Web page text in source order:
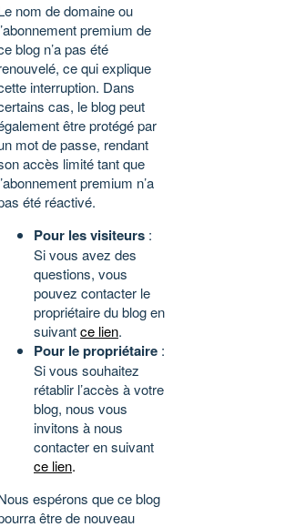
nom de domaine ou
premium de
blog n’a pas été
ce qui explique
interruption. Dans
cas, le blog peut
être protégé par
mot de passe, rendant
accès limité tant que
premium n’a
été réactivé.
Pour les visiteurs :
Si vous avez des
questions, vous
pouvez contacter le
propriétaire du blog en
suivantce lien.
Pour le propriétaire :
Si vous souhaitez
rétablir l’accès à votre
blog, nous vous
invitons à nous
contacter en suivant
ce lien.
espérons que ce blog
être de nouveau